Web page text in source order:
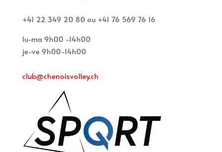
+41 22 349 20 80 ou +41 76 569 76 16
lu-ma 9h00 -14h00
je-ve 9h00-14h00
club@chenoisvolley.ch